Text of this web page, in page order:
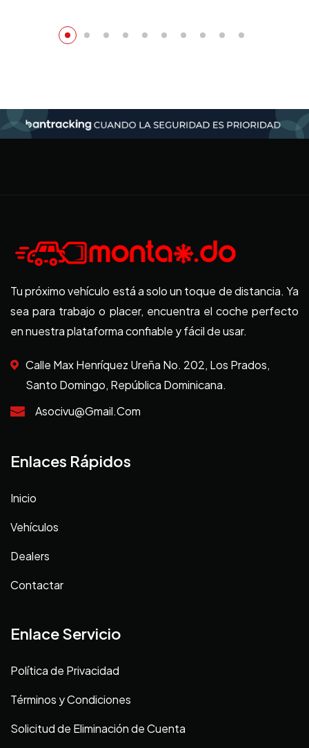
Tu próximo vehículo está a solo un toque de distancia. Ya
sea para trabajo o placer, encuentra el coche perfecto
en nuestra plataforma confiable y fácil de usar.
Calle Max Henríquez Ureña No. 202, Los Prados,
Santo Domingo, República Dominicana.
Asocivu@gmail.com
Enlaces Rápidos
Inicio
Vehículos
Dealers
Contactar
Enlace Servicio
Política de Privacidad
Términos y Condiciones
Solicitud de Eliminación de Cuenta